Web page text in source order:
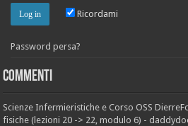
Ricordami
Password persa?
Commenti
Scienze Infermieristiche e Corso OSS
fisiche (lezioni 20 -> 22, modulo 6) -